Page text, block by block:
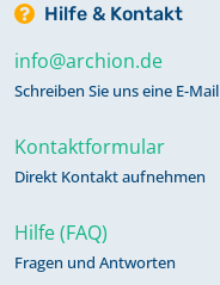
Hilfe & Kontakt
info@archion.de
Schreiben Sie uns eine E-Mail
Kontaktformular
Direkt Kontakt aufnehmen
Hilfe (FAQ)
Fragen und Antworten